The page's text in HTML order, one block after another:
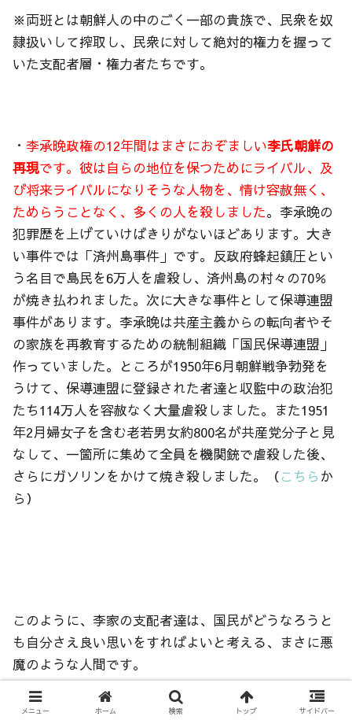
※両班とは朝鮮人の中のごく一部の貴族で、民衆を奴
隷扱いして搾取し、民衆に対して絶対的権力を握って
いた支配者層・権力者たちです。
・ 李承晩政権の12年間はまさにおぞましい李氏朝鮮の
再現です。彼は自らの地位を保つためにライバル、及
び将来ライバルになりそうな人物を、情け容赦無く、
ためらうことなく、多くの人を殺しました。李承晩の
犯罪歴を上げていけばきりがないほどあります。大き
い事件では「済州島事件」です。反政府蜂起鎮圧とい
う名目で島民を6万人を虐殺し、済州島の村々の70％
が焼き払われました。次に大きな事件として保導連盟
事件があります。李承晩は共産主義からの転向者やそ
の家族を再教育するための統制組織「国民保導連盟」
作っていました。ところが1950年6月朝鮮戦争勃発を
うけて、保導連盟に登録された者達と収監中の政治犯
たち114万人を容赦なく大量虐殺しました。また1951
年2月婦女子を含む老若男女約800名が共産党分子と見
なして、一箇所に集めて全員を機関銃で虐殺した後、
さらにガソリンをかけて焼き殺しました。（こちら か
ら）
このように、李家の支配者達は、国民がどうなろうと
も自分さえ良い思いをすればよいと考える、まさに悪
魔のような人間です。
そんな者達に日本が支配されている現実をしっかり認
メニュー ホーム 検索 トップ サイドバー